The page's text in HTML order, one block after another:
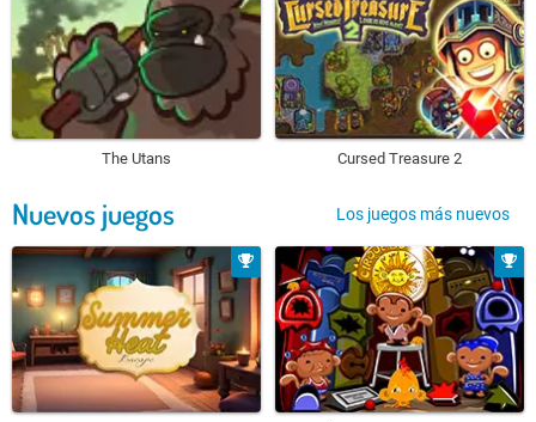
The Utans Cursed Treasure 2
Nuevos juegos Los juegos más nuevos